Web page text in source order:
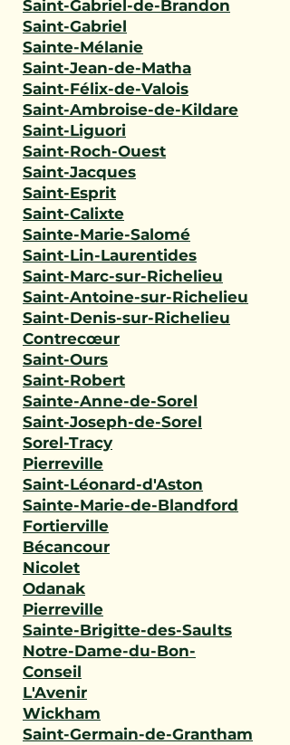
Saint-Gabriel-de-Brandon
Saint-Gabriel
Sainte-Mélanie
Saint-Jean-de-Matha
Saint-Félix-de-Valois
Saint-Ambroise-de-Kildare
Saint-Liguori
Saint-Roch-Ouest
Saint-Jacques
Saint-Esprit
Saint-Calixte
Sainte-Marie-Salomé
Saint-Lin-Laurentides
Saint-Marc-sur-Richelieu
Saint-Antoine-sur-Richelieu
Saint-Denis-sur-Richelieu
Contrecœur
Saint-Ours
Saint-Robert
Sainte-Anne-de-Sorel
Saint-Joseph-de-Sorel
Sorel-Tracy
Pierreville
Saint-Léonard-d'Aston
Sainte-Marie-de-Blandford
Fortierville
Bécancour
Nicolet
Odanak
Pierreville
Sainte-Brigitte-des-Saults
Notre-Dame-du-Bon-
Conseil
L'Avenir
Wickham
Saint-Germain-de-Grantham